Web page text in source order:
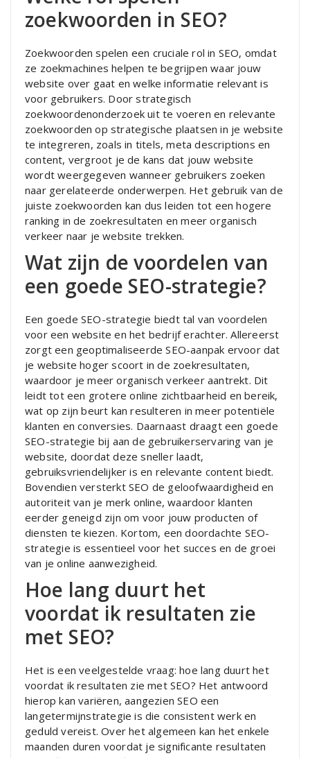
zoekwoorden in SEO?
Zoekwoorden spelen een cruciale rol in SEO, omdat
ze zoekmachines helpen te begrijpen waar jouw
website over gaat en welke informatie relevant is
voor gebruikers. Door strategisch
zoekwoordenonderzoek uit te voeren en relevante
zoekwoorden op strategische plaatsen in je website
te integreren, zoals in titels, meta descriptions en
content, vergroot je de kans dat jouw website
wordt weergegeven wanneer gebruikers zoeken
naar gerelateerde onderwerpen. Het gebruik van de
juiste zoekwoorden kan dus leiden tot een hogere
ranking in de zoekresultaten en meer organisch
verkeer naar je website trekken.
Wat zijn de voordelen van
een goede SEO-strategie?
Een goede SEO-strategie biedt tal van voordelen
voor een website en het bedrijf erachter. Allereerst
zorgt een geoptimaliseerde SEO-aanpak ervoor dat
je website hoger scoort in de zoekresultaten,
waardoor je meer organisch verkeer aantrekt. Dit
leidt tot een grotere online zichtbaarheid en bereik,
wat op zijn beurt kan resulteren in meer potentiële
klanten en conversies. Daarnaast draagt een goede
SEO-strategie bij aan de gebruikerservaring van je
website, doordat deze sneller laadt,
gebruiksvriendelijker is en relevante content biedt.
Bovendien versterkt SEO de geloofwaardigheid en
autoriteit van je merk online, waardoor klanten
eerder geneigd zijn om voor jouw producten of
diensten te kiezen. Kortom, een doordachte SEO-
strategie is essentieel voor het succes en de groei
van je online aanwezigheid.
Hoe lang duurt het
voordat ik resultaten zie
met SEO?
Het is een veelgestelde vraag: hoe lang duurt het
voordat ik resultaten zie met SEO? Het antwoord
hierop kan variëren, aangezien SEO een
langetermijnstrategie is die consistent werk en
geduld vereist. Over het algemeen kan het enkele
maanden duren voordat je significante resultaten